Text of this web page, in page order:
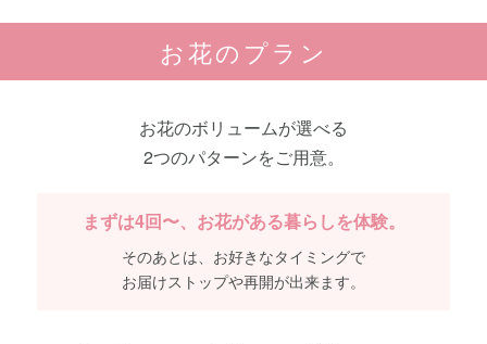
お花のプラン
お花のボリュームが選べる
2つのパターンをご用意。
まずは4回〜、お花がある暮らしを体験。
そのあとは、お好きなタイミングで
お届けストップや再開が出来ます。